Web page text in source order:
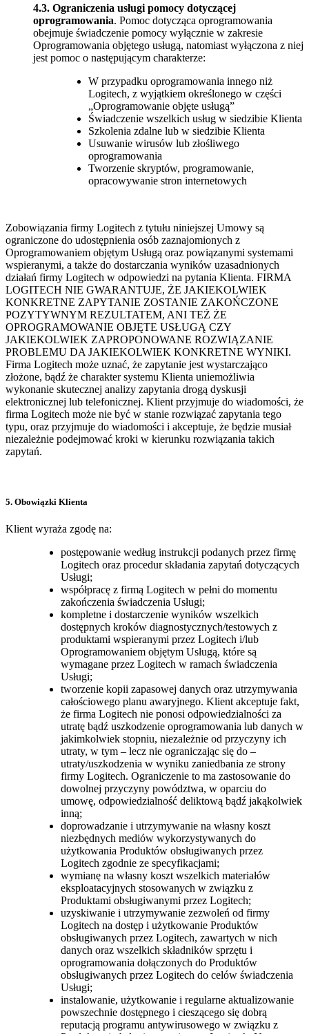
4.3. Ograniczenia usługi pomocy dotyczącej
oprogramowania. Pomoc dotycząca oprogramowania
obejmuje świadczenie pomocy wyłącznie w zakresie
Oprogramowania objętego usługą, natomiast wyłączona z niej
jest pomoc o następującym charakterze:
W przypadku oprogramowania innego niż
Logitech, z wyjątkiem określonego w części
„Oprogramowanie objęte usługą”
Świadczenie wszelkich usług w siedzibie Klienta
Szkolenia zdalne lub w siedzibie Klienta
Usuwanie wirusów lub złośliwego
oprogramowania
Tworzenie skryptów, programowanie,
opracowywanie stron internetowych
Zobowiązania firmy Logitech z tytułu niniejszej Umowy są
ograniczone do udostępnienia osób zaznajomionych z
Oprogramowaniem objętym Usługą oraz powiązanymi systemami
wspieranymi, a także do dostarczania wyników uzasadnionych
działań firmy Logitech w odpowiedzi na pytania Klienta. FIRMA
LOGITECH NIE GWARANTUJE, ŻE JAKIEKOLWIEK
KONKRETNE ZAPYTANIE ZOSTANIE ZAKOŃCZONE
POZYTYWNYM REZULTATEM, ANI TEŻ ŻE
OPROGRAMOWANIE OBJĘTE USŁUGĄ CZY
JAKIEKOLWIEK ZAPROPONOWANE ROZWIĄZANIE
PROBLEMU DA JAKIEKOLWIEK KONKRETNE WYNIKI.
Firma Logitech może uznać, że zapytanie jest wystarczająco
złożone, bądź że charakter systemu Klienta uniemożliwia
wykonanie skutecznej analizy zapytania drogą dyskusji
elektronicznej lub telefonicznej. Klient przyjmuje do wiadomości, że
firma Logitech może nie być w stanie rozwiązać zapytania tego
typu, oraz przyjmuje do wiadomości i akceptuje, że będzie musiał
niezależnie podejmować kroki w kierunku rozwiązania takich
zapytań.
5. Obowiązki Klienta
Klient wyraża zgodę na:
postępowanie według instrukcji podanych przez firmę
Logitech oraz procedur składania zapytań dotyczących
Usługi;
współpracę z firmą Logitech w pełni do momentu
zakończenia świadczenia Usługi;
kompletne i dostarczenie wyników wszelkich
dostępnych kroków diagnostycznych/testowych z
produktami wspieranymi przez Logitech i/lub
Oprogramowaniem objętym Usługą, które są
wymagane przez Logitech w ramach świadczenia
Usługi;
tworzenie kopii zapasowej danych oraz utrzymywania
całościowego planu awaryjnego. Klient akceptuje fakt,
że firma Logitech nie ponosi odpowiedzialności za
utratę bądź uszkodzenie oprogramowania lub danych w
jakimkolwiek stopniu, niezależnie od przyczyny ich
utraty, w tym – lecz nie ograniczając się do –
utraty/uszkodzenia w wyniku zaniedbania ze strony
firmy Logitech. Ograniczenie to ma zastosowanie do
dowolnej przyczyny powództwa, w oparciu do
umowę, odpowiedzialność deliktową bądź jakąkolwiek
inną;
doprowadzanie i utrzymywanie na własny koszt
niezbędnych mediów wykorzystywanych do
użytkowania Produktów obsługiwanych przez
Logitech zgodnie ze specyfikacjami;
wymianę na własny koszt wszelkich materiałów
eksploatacyjnych stosowanych w związku z
Produktami obsługiwanymi przez Logitech;
uzyskiwanie i utrzymywanie zezwoleń od firmy
Logitech na dostęp i użytkowanie Produktów
obsługiwanych przez Logitech, zawartych w nich
danych oraz wszelkich składników sprzętu i
oprogramowania dołączonych do Produktów
obsługiwanych przez Logitech do celów świadczenia
Usługi;
instalowanie, użytkowanie i regularne aktualizowanie
powszechnie dostępnego i cieszącego się dobrą
reputacją programu antywirusowego w związku z